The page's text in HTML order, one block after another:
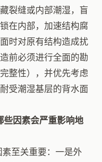
裂缝或内部潮湿，盲
在内部，加速结构腐
时对原有结构造成扰
前必须进行全面的勘
整性），并优先考虑
受潮湿基层的背水面
些因素会严重影响地
至关重要：一是外